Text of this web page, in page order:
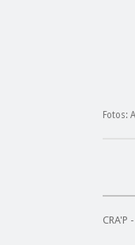
Fotos: